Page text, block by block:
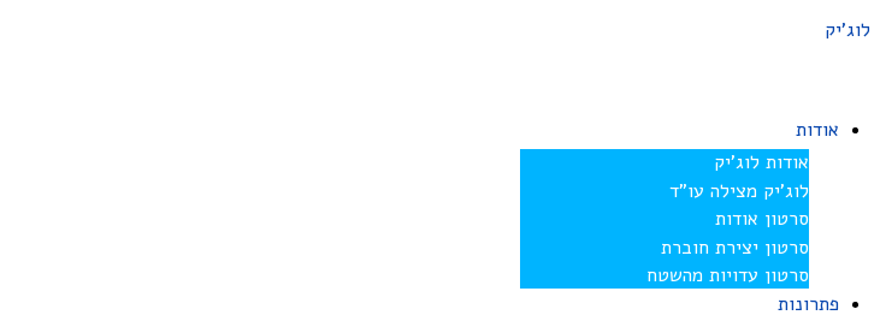
לוג'יק
אודות
אודות לוג’יק
לוג’יק מצילה עו”ד
סרטון אודות
סרטון יצירת חוברת
סרטון עדויות מהשטח
פתרונות